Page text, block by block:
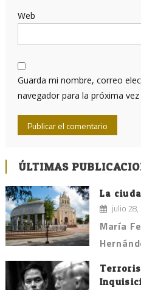
Web
Guarda mi nombre, correo
navegador para la próxima
ÚLTIMAS
La
julio 28,
María